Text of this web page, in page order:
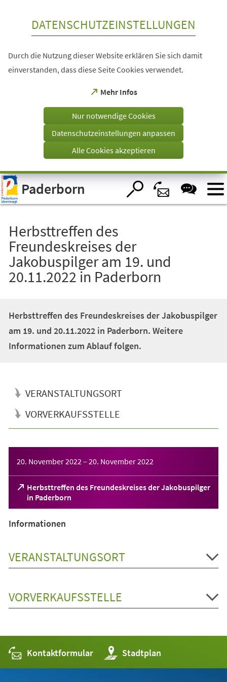
Visuelle
Assistenzsoftware
öffnen.
DATENSCHUTZEINSTELLUNGEN
Durch die Nutzung dieser Website erklären Sie sich damit
einverstanden, dass diese Seite Cookies verwendet.
Mehr Infos
(Öffnet
einem
Tab)
Nur notwendige Cookies
Datenschutzeinstellungen anpassen
Alle Cookies akzeptieren
Paderborn
Herbsttreffen des
Freundeskreises der
Jakobuspilger am 19. und
20.11.2022 in Paderborn
Herbsttreffen des Freundeskreises der Jakobuspilger
am 19. und 20.11.2022 in Paderborn. Weitere
Informationen zum Ablauf folgen.
VERANSTALTUNGSORT
VORVERKAUFSSTELLE
20. November 2022 – 20. November 2022
Herbsttreffen des Freundeskreises der Jakobuspilger
in Paderborn
(Öffnet
in
neuen
Informationen
VERANSTALTUNGSORT
VORVERKAUFSSTELLE
Kontaktformular Stadtplan
(Öffnet
in
einem